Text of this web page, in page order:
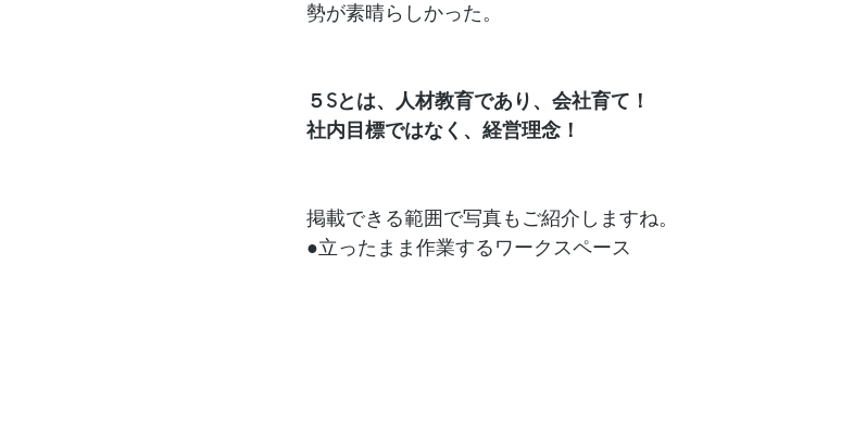
勢が素晴らしかった。
５Sとは、人材教育であり、会社育て！
社内目標ではなく、経営理念！
掲載できる範囲で写真もご紹介しますね。
●立ったまま作業するワークスペース